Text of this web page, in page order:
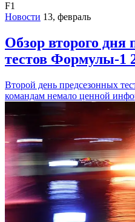
F1
Новости 13, февраль
Обзор второго дня
тестов Формулы-1
Второй день предсезонных
командам немало ценной